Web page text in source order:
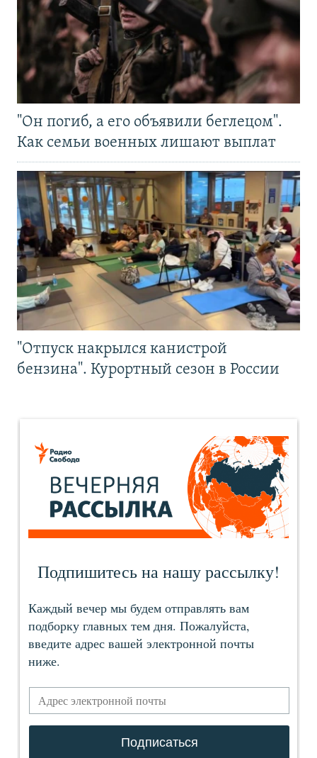
"Он погиб, а его объявили беглецом".
Как семьи военных лишают выплат
"Отпуск накрылся канистрой
бензина". Курортный сезон в России